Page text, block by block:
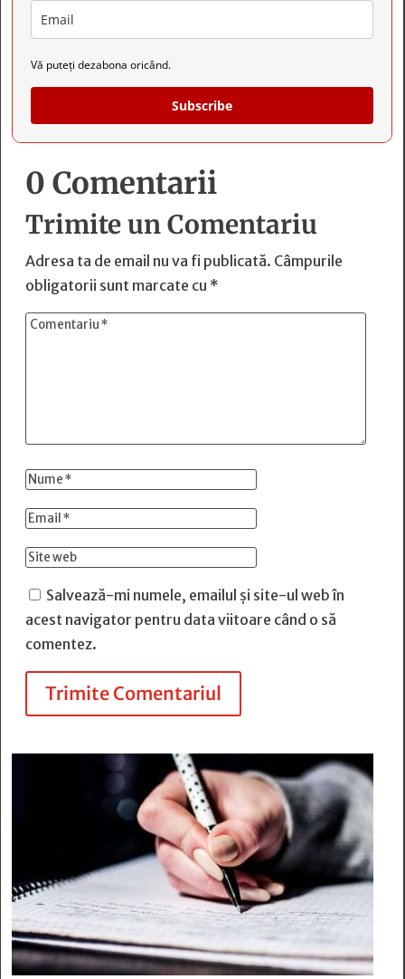
Vă puteți dezabona oricând.
Subscribe
0 Comentarii
Trimite un Comentariu
Adresa ta de email nu va fi publicată. Câmpurile
obligatorii sunt marcate cu *
Salvează-mi numele, emailul și site-ul web în
acest navigator pentru data viitoare când o să
comentez.
Trimite Comentariul